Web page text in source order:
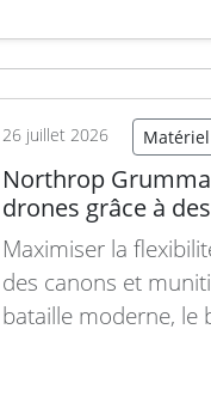
valeur d’environ
de la construction…
26 juillet 2026 Matériel
Northrop
drones grâce à
Maximiser la
des canons et
bataille moderne, le